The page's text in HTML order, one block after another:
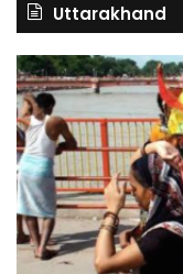
Uttarakhand